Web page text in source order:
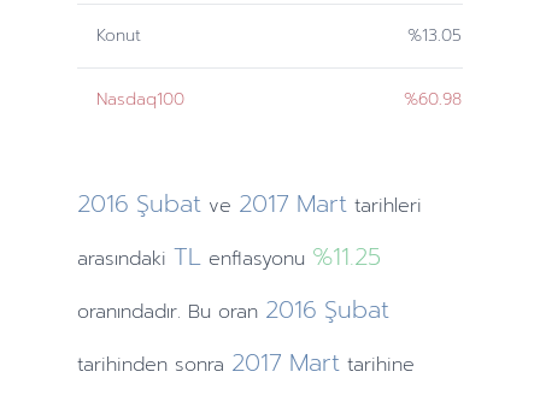
Konut %13.05
Nasdaq100 %60.98
2016 Şubat ve 2017 Mart tarihleri
arasındaki TLenflasyonu %11.25
oranındadır. Bu oran 2016 Şubat
tarihindensonra 2017 Mart tarihine